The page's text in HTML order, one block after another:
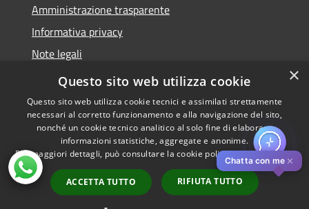
Amministrazione trasparente
Informativa privacy
Note legali
Dichiarazione di accessibilità
Accessibilità
Privacy
Copyright © 2026 • Comune di
Pistoia • Powered by
Municipium•
Accesso
redazione
Chatta con me ✕
×
Questo sito web utilizza cookie
Questo sito web utilizza cookie tecnici e assimilati strettamente
necessari al corretto funzionamento e alla navigazione del sito,
nonché un cookie tecnico analitico al solo fine di elaborare
informazioni statistiche, aggregate e anonime.
Per maggiori dettagli, può consultare la cookie policy al seguentelink
ACCETTA TUTTO RIFIUTA TUTTO